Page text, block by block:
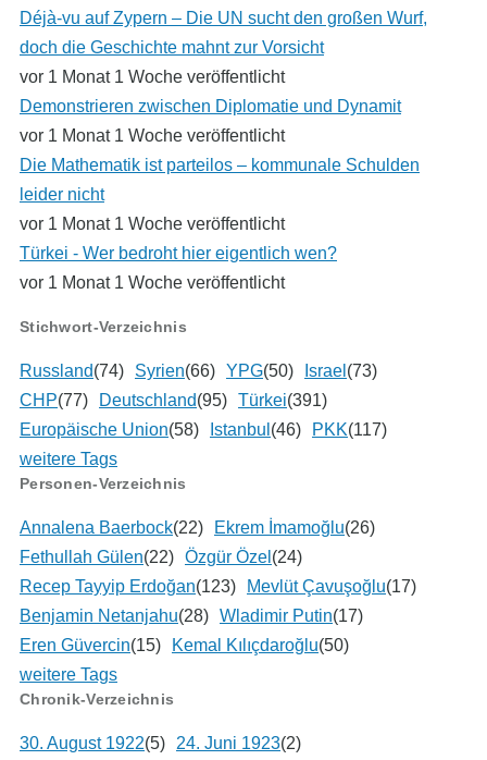
Déjà-vu auf Zypern – Die UN sucht den großen Wurf,
doch die Geschichte mahnt zur Vorsicht
vor 1 Monat 1 Woche veröffentlicht
Demonstrieren zwischen Diplomatie und Dynamit
vor 1 Monat 1 Woche veröffentlicht
Die Mathematik ist parteilos – kommunale Schulden
leider nicht
vor 1 Monat 1 Woche veröffentlicht
Türkei - Wer bedroht hier eigentlich wen?
vor 1 Monat 1 Woche veröffentlicht
Stichwort-Verzeichnis
Russland(74) Syrien(66) YPG(50) Israel (73)
CHP(77) Deutschland(95) Türkei(391)
Europäische Union(58) Istanbul (46) PKK(117)
weitere Tags
Personen-Verzeichnis
Annalena Baerbock(22) Ekrem İmamoğlu(26)
Fethullah Gülen(22) Özgür Özel (24)
Recep Tayyip Erdoğan(123) Mevlüt Çavuşoğlu(17)
Benjamin Netanjahu(28) Wladimir Putin(17)
Eren Güvercin(15) Kemal Kılıçdaroğlu(50)
weitere Tags
Chronik-Verzeichnis
30. August 1922(5) 24. Juni 1923(2)